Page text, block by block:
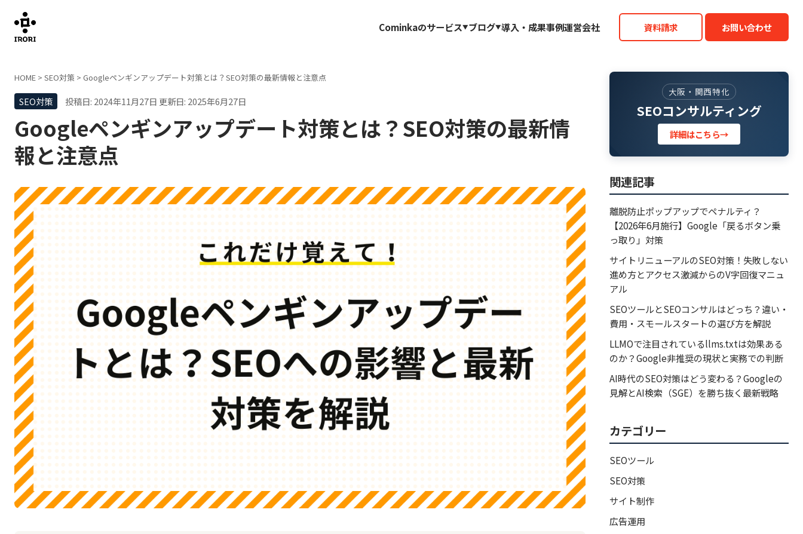
Cominkaのサービス ブログ 導入・成果事例運営会社 資料請求 お問い合わせ
HOME > SEO対策 > Googleペンギンアップデート対策とは？SEO対策の最新情報と注意点
SEO対策 投稿日: 2024年11月27日 更新日: 2025年6月27日
Googleペンギンアップデート対策とは？SEO対策の最新情
報と注意点
大阪・関西特化
SEOコンサルティング
詳細はこちら→
関連記事
離脱防止ポップアップでペナルティ？
【2026年6月施行】Google「戻るボタン乗
っ取り」対策
サイトリニューアルのSEO対策！失敗しない
進め方とアクセス激減からのV字回復マニュ
アル
SEOツールとSEOコンサルはどっち？違い・
費用・スモールスタートの選び方を解説
LLMOで注目されているllms.txtは効果ある
のか？Google非推奨の現状と実務での判断
AI時代のSEO対策はどう変わる？Googleの
見解とAI検索（SGE）を勝ち抜く最新戦略
カテゴリー
SEOツール
SEO対策
サイト制作
広告運用